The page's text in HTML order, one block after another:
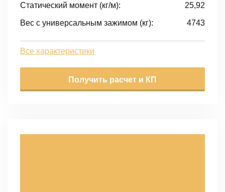
Статический момент (кг/м): 25,92
Вес с универсальным зажимом (кг): 4743
Все характеристики
Получить расчет и КП